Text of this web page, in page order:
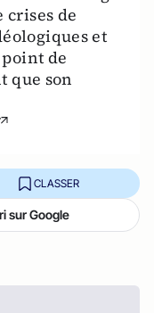
crises de
et
de
que son
CLASSER
sur Google